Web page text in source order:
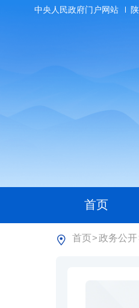
中央人民政府门户网站
首页
首页>政务公开